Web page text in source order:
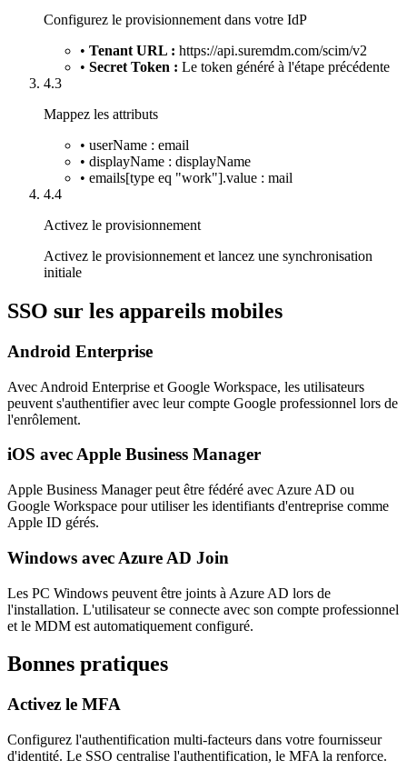
Configurez le provisionnement dans votre IdP
• Tenant URL : https://api.suremdm.com/scim/v2
• Secret Token : Le token généré à l'étape précédente
4.3
Mappez les attributs
• userName : email
• displayName : displayName
• emails[type eq "work"].value : mail
4.4
Activez le provisionnement
Activez le provisionnement et lancez une synchronisation
initiale
SSO sur les appareils mobiles
Android Enterprise
Avec Android Enterprise et Google Workspace, les utilisateurs
peuvent s'authentifier avec leur compte Google professionnel lors de
l'enrôlement.
iOS avec Apple Business Manager
Apple Business Manager peut être fédéré avec Azure AD ou
Google Workspace pour utiliser les identifiants d'entreprise comme
Apple ID gérés.
Windows avec Azure AD Join
Les PC Windows peuvent être joints à Azure AD lors de
l'installation. L'utilisateur se connecte avec son compte professionnel
et le MDM est automatiquement configuré.
Bonnes pratiques
Activez le MFA
Configurez l'authentification multi-facteurs dans votre fournisseur
d'identité. Le SSO centralise l'authentification, le MFA la renforce.